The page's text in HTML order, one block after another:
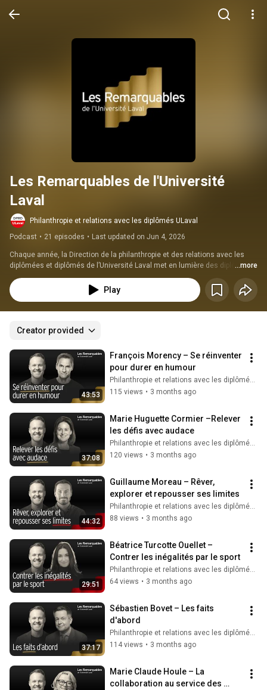
Les Remarquables de l'Université
Laval
Philanthropie et relations avec les diplômés ULaval
Podcast • 21 episodes • Last updated on Jun 4, 2026
Chaque année, la Direction de la philanthropie et des relations avec les
diplômées et diplômés de l’Université Laval met en lumière des diplômées
et diplômés qui se démarquent par leur contribution exceptionnelle à leur
profession et à l’Université Laval. Nous avons le plaisir de vous présenter
les 10 lauréates et lauréats du prix Grand diplômé ou du prix Jeune
...more
Play
Creator provided
43:53
François Morency – Se réinventer
pour durer en humour
Philanthropie et relations avec les diplômés ULaval
115 views • 3 months ago
37:08
Marie Huguette Cormier –Relever
les défis avec audace
Philanthropie et relations avec les diplômés ULaval
120 views • 3 months ago
44:32
Guillaume Moreau – Rêver,
explorer et repousser ses limites
Philanthropie et relations avec les diplômés ULaval
88 views • 3 months ago
29:51
Béatrice Turcotte Ouellet –
Contrer les inégalités par le sport
Philanthropie et relations avec les diplômés ULaval
64 views • 3 months ago
37:17
Sébastien Bovet – Les faits
d'abord
Philanthropie et relations avec les diplômés ULaval
114 views • 3 months ago
Marie Claude Houle – La
collaboration au service des